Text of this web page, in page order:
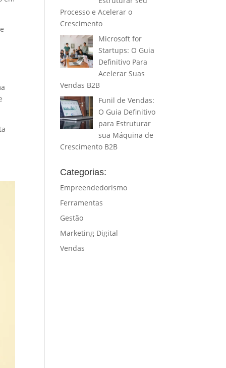
Processo e Acelerar o
Crescimento
Microsoft for
Startups: O Guia
Definitivo Para
Acelerar Suas
Vendas B2B
Funil de Vendas:
O Guia Definitivo
para Estruturar
sua Máquina de
Crescimento B2B
Categorias:
Empreendedorismo
Ferramentas
Gestão
Marketing Digital
Vendas